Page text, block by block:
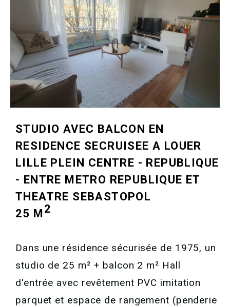
STUDIO AVEC BALCON EN
RESIDENCE SECRUISEE A LOUER
LILLE PLEIN CENTRE - REPUBLIQUE
- ENTRE METRO REPUBLIQUE ET
THEATRE SEBASTOPOL
25 M2
Dans une résidence sécurisée de 1975, un
studio de 25 m² + balcon 2 m² Hall
d'entrée avec revêtement PVC imitation
parquet et espace de rangement (penderie